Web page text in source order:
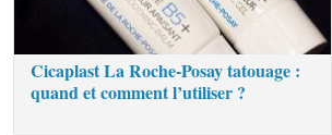
Cicaplast La Roche-Posay tatouage :
quand et comment l’utiliser ?